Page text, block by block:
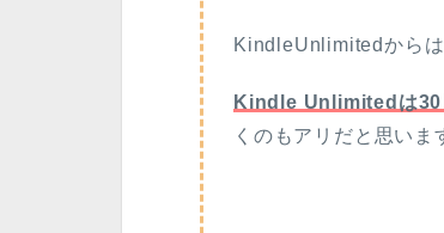
KindleUnlimitedからは
Kindle Unlimitedは30
くのもアリだと思いま